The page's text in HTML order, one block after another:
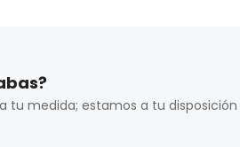
tu medida; estamos a tu